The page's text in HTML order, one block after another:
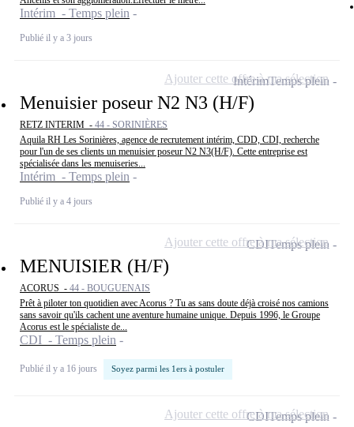
Intérim - Temps plein
Publié il y a 3 jours
Menuisier poseur N2 N3 (H/F)
RETZ INTERIM - 44 - SORINIÈRES
Aquila RH Les Sorinières, agence de recrutement intérim, CDD, CDI, recherche
pour l'un de ses clients un menuisier poseur N2 N3(H/F). Cette entreprise est
spécialisée dans les menuiseries...
Intérim - Temps plein
Publié il y a 4 jours
IntérimTemps plein
Ajouter cette offre à ma sélection
MENUISIER (H/F)
ACORUS - 44 - BOUGUENAIS
Prêt à piloter ton quotidien avec Acorus ? Tu as sans doute déjà croisé nos camions
sans savoir qu'ils cachent une aventure humaine unique. Depuis 1996, le Groupe
Acorus est le spécialiste de...
CDI - Temps plein
Publié il y a 16 jours Soyez parmi les 1ers à postuler
CDITemps plein
Ajouter cette offre à ma sélection
CDITemps plein
Ajouter cette offre à ma sélection